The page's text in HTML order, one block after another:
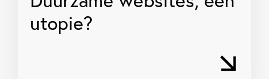
utopie?